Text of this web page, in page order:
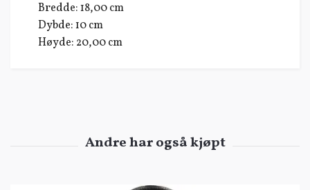
Bredde: 18,00 cm
Dybde: 10 cm
Høyde: 20,00 cm